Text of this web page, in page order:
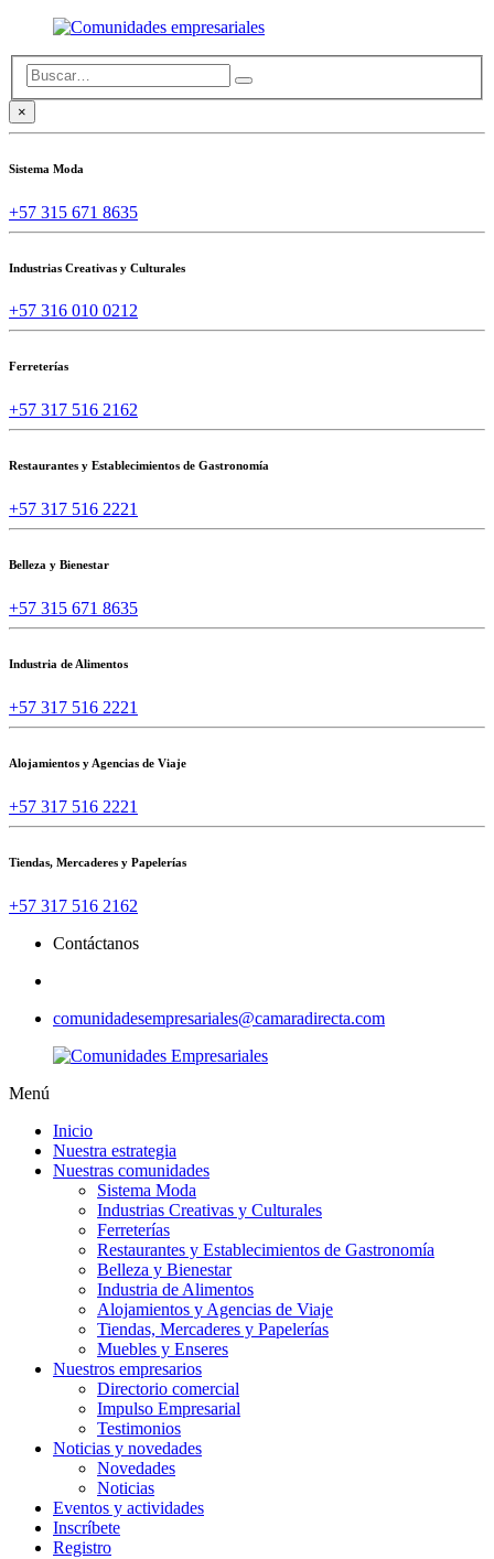
×
Sistema Moda
+57 315 671 8635
Industrias Creativas y Culturales
+57 316 010 0212
Ferreterías
+57 317 516 2162
Restaurantes y Establecimientos de Gastronomía
+57 317 516 2221
Belleza y Bienestar
+57 315 671 8635
Industria de Alimentos
+57 317 516 2221
Alojamientos y Agencias de Viaje
+57 317 516 2221
Tiendas, Mercaderes y Papelerías
+57 317 516 2162
Contáctanos
comunidadesempresariales@camaradirecta.com
Menú
Inicio
Nuestra estrategia
Nuestras comunidades
Sistema Moda
Industrias Creativas y Culturales
Ferreterías
Restaurantes y Establecimientos de Gastronomía
Belleza y Bienestar
Industria de Alimentos
Alojamientos y Agencias de Viaje
Tiendas, Mercaderes y Papelerías
Muebles y Enseres
Nuestros empresarios
Directorio comercial
Impulso Empresarial
Testimonios
Noticias y novedades
Novedades
Noticias
Eventos y actividades
Inscríbete
Registro